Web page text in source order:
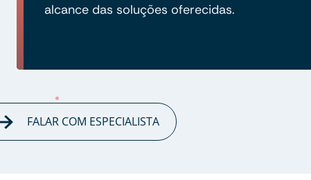
alcance das soluções oferecidas.
FALAR COM ESPECIALISTA